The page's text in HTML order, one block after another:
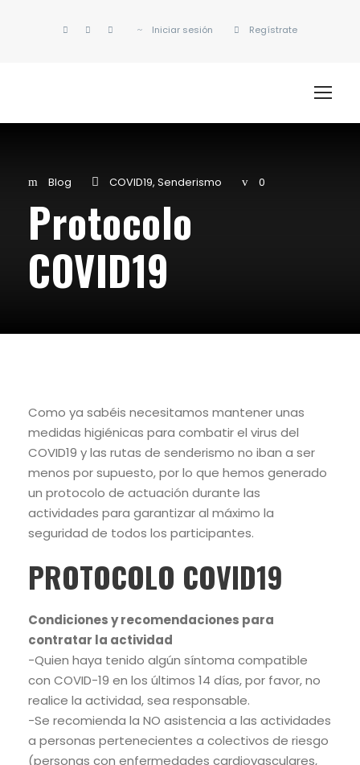
Iniciar sesión Regístrate
Blog COVID19, Senderismo 0
Protocolo
COVID19
Como ya sabéis necesitamos mantener unas
medidas higiénicas para combatir el virus del
COVID19 y las rutas de senderismo no iban a ser
menos por supuesto, por lo que hemos generado
un protocolo de actuación durante las
actividades para garantizar al máximo la
seguridad de todos los participantes.
PROTOCOLO COVID19
Condiciones y recomendaciones para
contratar la actividad
-Quien haya tenido algún síntoma compatible
con COVID-19 en los últimos 14 días, por favor, no
realice la actividad, sea responsable.
-Se recomienda la NO asistencia a las actividades
a personas pertenecientes a colectivos de riesgo
(personas con enfermedades cardiovasculares,